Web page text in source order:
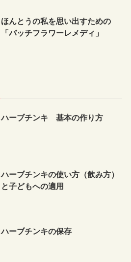
ほんとうの私を思い出すための
「バッチフラワーレメディ」
ハーブチンキ 基本の作り方
ハーブチンキの使い方（飲み方）
と子どもへの適用
ハーブチンキの保存